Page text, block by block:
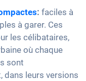
: faciles à
à garer. Ces
les célibataires,
où chaque
sont
dans leurs versions